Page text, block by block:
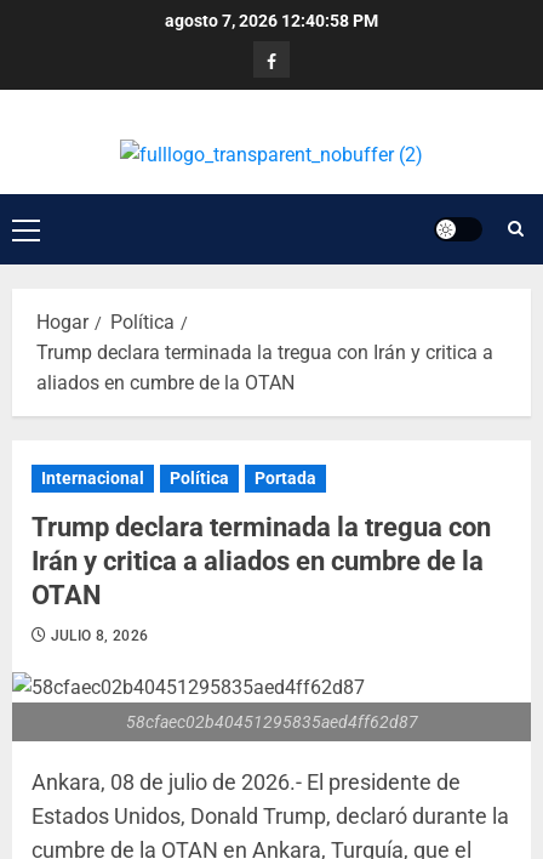
agosto 7, 2026 12:40:59 PM
Hogar
Política
Trump declara terminada la tregua con Irán y critica a
aliados en cumbre de la OTAN
Internacional Política Portada
Trump declara terminada la tregua con
Irán y critica a aliados en cumbre de la
OTAN
JULIO 8, 2026
58cfaec02b40451295835aed4ff62d87
Ankara, 08 de julio de 2026.- El presidente de
Estados Unidos, Donald Trump, declaró durante la
cumbre de la OTAN en Ankara, Turquía, que el